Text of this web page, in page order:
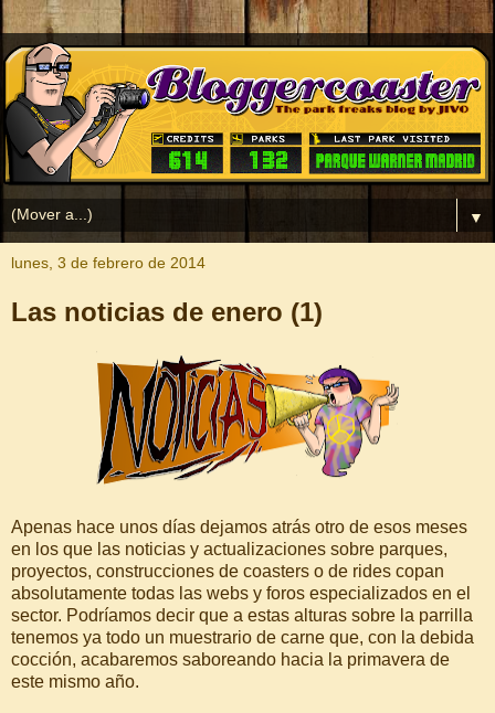
▼
lunes, 3 de febrero de 2014
Las noticias de enero (1)
Apenas hace unos días dejamos atrás otro de esos meses
en los que las noticias y actualizaciones sobre parques,
proyectos, construcciones de coasters o de rides copan
absolutamente todas las webs y foros especializados en el
sector. Podríamos decir que a estas alturas sobre la parrilla
tenemos ya todo un muestrario de carne que, con la debida
cocción, acabaremos saboreando hacia la primavera de
este mismo año.